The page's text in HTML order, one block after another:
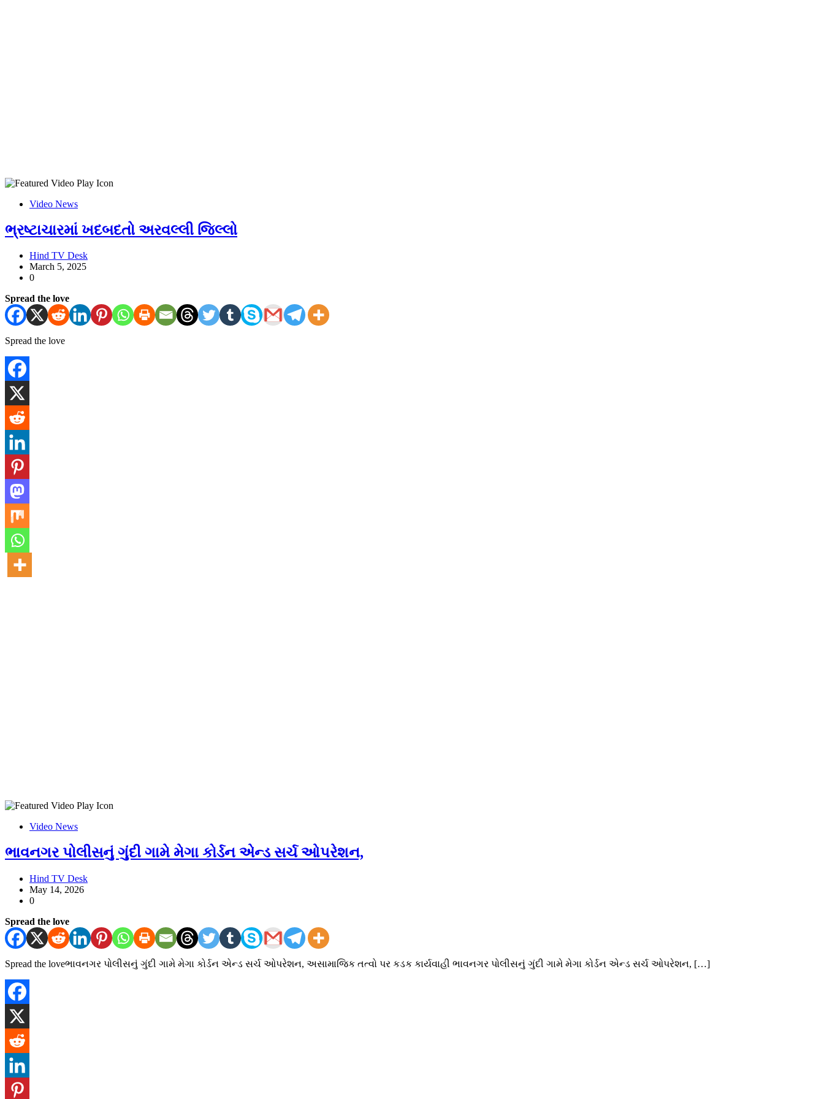
Video News
ભ્રષ્ટાચારમાં ખદબદતો અરવલ્લી જિલ્લો
Hind TV Desk
March 5, 2025
0
Spread the love
Spread the love
Video News
ભાવનગર પોલીસનું ગુંદી ગામે મેગા કોર્ડન એન્ડ સર્ચ ઓપરેશન,
Hind TV Desk
May 14, 2026
0
Spread the love
Spread the loveભાવનગર પોલીસનું ગુંદી ગામે મેગા કોર્ડન એન્ડ સર્ચ ઓપરેશન, અસામાજિક તત્વો પર કડક કાર્યવાહી ભાવનગર પોલીસનું ગુંદી ગામે મેગા કોર્ડન એન્ડ સર્ચ ઓપરેશન, […]